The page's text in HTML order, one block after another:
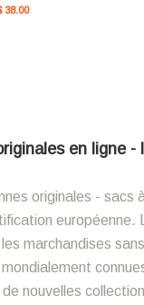
38.00
en ligne
originales -
marchandises
nouvelles